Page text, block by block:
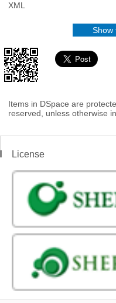
XML
Show
Items in DSpace are
reserved, unless otherwise
License